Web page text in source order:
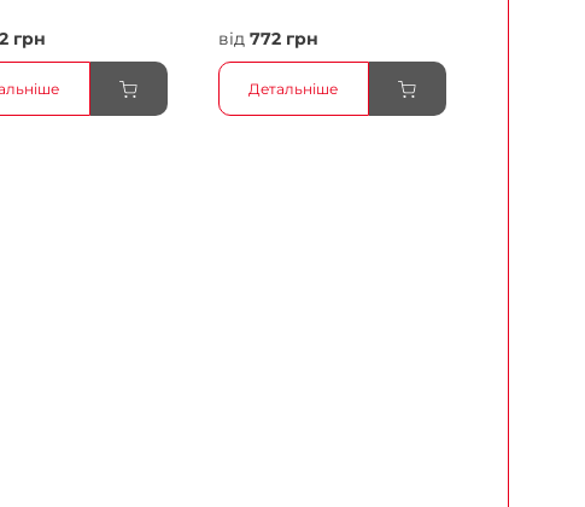
грн від 772 грн
Детальніше